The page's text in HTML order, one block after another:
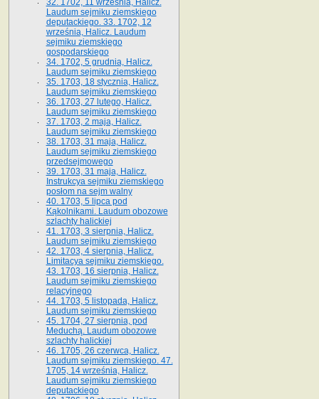
32. 1702, 11 września, Halicz.
Laudum sejmiku ziemskiego
deputackiego. 33. 1702, 12
września, Halicz. Laudum
sejmiku ziemskiego
gospodarskiego
34. 1702, 5 grudnia, Halicz.
Laudum sejmiku ziemskiego
35. 1703, 18 stycznia, Halicz.
Laudum sejmiku ziemskiego
36. 1703, 27 lutego, Halicz.
Laudum sejmiku ziemskiego
37. 1703, 2 maja, Halicz.
Laudum sejmiku ziemskiego
38. 1703, 31 maja, Halicz.
Laudum sejmiku ziemskiego
przedsejmowego
39. 1703, 31 maja, Halicz.
Instrukcya sejmiku ziemskiego
posłom na sejm walny
40. 1703, 5 lipca pod
Kąkolnikami. Laudum obozowe
szlachty halickiej
41­. 1703, 3 sierpnia, Halicz.
Laudum sejmiku ziemskiego
42. 1703, 4 sierpnia, Halicz.
Limitacya sejmiku ziemskiego.
43. 1703, 16 sierpnia, Halicz.
Laudum sejmiku ziemskiego
relacyjnego
44. 1703, 5 listopada, Halicz.
Laudum sejmiku ziemskiego
45. 1704, 27 sierpnia, pod
Meduchą. Laudum obozowe
szlachty halickiej
46. 1705, 26 czerwca, Halicz.
Laudum sejmiku ziemskiego. 47.
1705, 14 września, Halicz.
Laudum sejmiku ziemskiego
deputackiego